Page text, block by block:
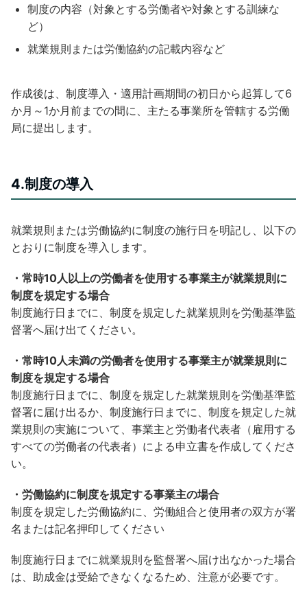
制度の内容（対象とする労働者や対象とする訓練な
ど）
就業規則または労働協約の記載内容など
作成後は、制度導入・適用計画期間の初日から起算して6
か月～1か月前までの間に、主たる事業所を管轄する労働
局に提出します。
4.制度の導入
就業規則または労働協約に制度の施行日を明記し、以下の
とおりに制度を導入します。
・常時10人以上の労働者を使用する事業主が就業規則に
制度を規定する場合
制度施行日までに、制度を規定した就業規則を労働基準監
督署へ届け出てください。
・常時10人未満の労働者を使用する事業主が就業規則に
制度を規定する場合
制度施行日までに、制度を規定した就業規則を労働基準監
督署に届け出るか、制度施行日までに、制度を規定した就
業規則の実施について、事業主と労働者代表者（雇用する
すべての労働者の代表者）による申立書を作成してくださ
い。
・労働協約に制度を規定する事業主の場合
制度を規定した労働協約に、労働組合と使用者の双方が署
名または記名押印してください
制度施行日までに就業規則を監督署へ届け出なかった場合
は、助成金は受給できなくなるため、注意が必要です。